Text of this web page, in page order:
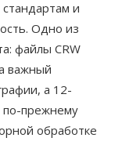
и
Одно из
файлы CRW
важный
а 12-
по-прежнему
обработке